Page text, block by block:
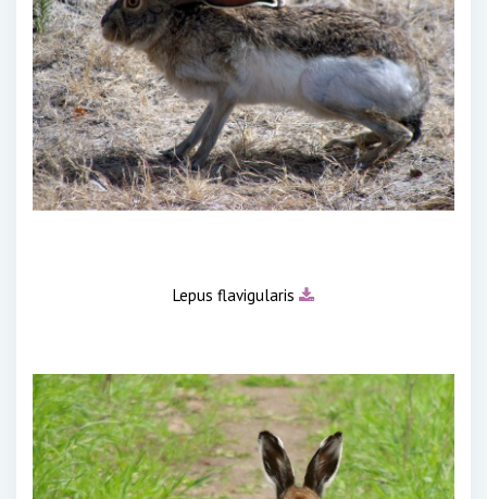
Lepus flavigularis